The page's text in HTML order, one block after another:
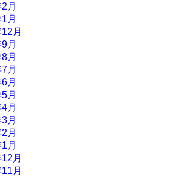
月
月
月
月
月
月
月
月
月
月
月
月
月
月